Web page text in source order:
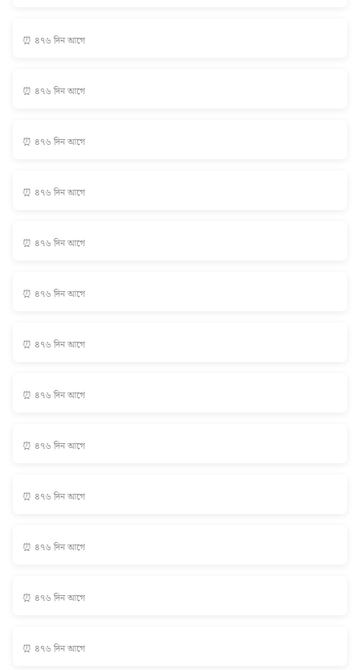
⏰ ৪৭৬ দিন আগে
⏰ ৪৭৬ দিন আগে
⏰ ৪৭৬ দিন আগে
⏰ ৪৭৬ দিন আগে
⏰ ৪৭৬ দিন আগে
⏰ ৪৭৬ দিন আগে
⏰ ৪৭৬ দিন আগে
⏰ ৪৭৬ দিন আগে
⏰ ৪৭৬ দিন আগে
⏰ ৪৭৬ দিন আগে
⏰ ৪৭৬ দিন আগে
⏰ ৪৭৬ দিন আগে
⏰ ৪৭৬ দিন আগে